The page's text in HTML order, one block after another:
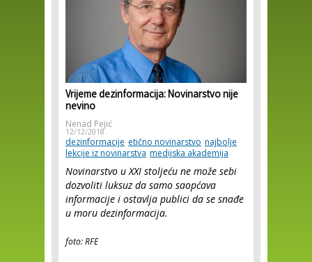
Vrijeme dezinformacija: Novinarstvo nije
nevino
Nenad Pejić
12/12/2018
dezinformacije etično novinarstvo najbolje
lekcije iz novinarstva medijska akademija
Novinarstvo u XXI stoljeću ne može sebi
dozvoliti luksuz da samo saopćava
informacije i ostavlja publici da se snađe
u moru dezinformacija.
foto: RFE